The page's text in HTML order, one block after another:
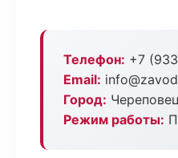
Телефон: +7
Email:
Город:
Режим работы: